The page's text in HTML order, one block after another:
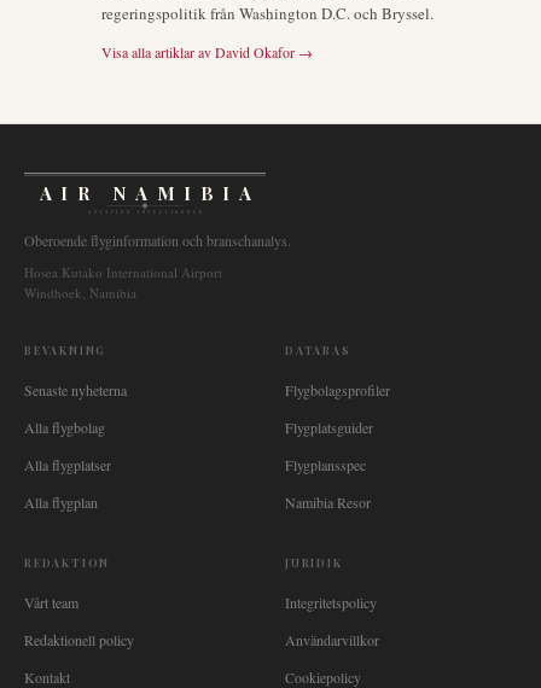
regeringspolitik från Washington D.C. och Bryssel.
Visa alla artiklar avDavid Okafor →
AIR NAMIBIA
AVIATION INTELLIGENCE
Oberoende flyginformation och branschanalys.
Hosea Kutako International Airport
Windhoek, Namibia
BEVAKNING
Senaste nyheterna
Alla flygbolag
Alla flygplatser
Alla flygplan
DATABAS
Flygbolagsprofiler
Flygplatsguider
Flygplansspec
Namibia Resor
REDAKTION
Vårt team
Redaktionell policy
Kontakt
JURIDIK
Integritetspolicy
Användarvillkor
Cookiepolicy